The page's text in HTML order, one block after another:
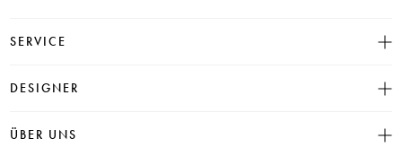
SERVICE
Größentabelle
Häufige Fragen
DESIGNER
INSIEME
ÜBER UNS